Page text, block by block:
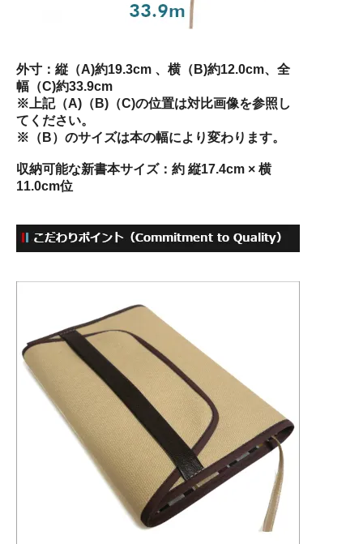
外寸：縦（A)約19.3cm 、横（B)約12.0cm、全
幅（C)約33.9cm
※上記（A)（B)（C)の位置は対比画像を参照し
てください。
※（B）のサイズは本の幅により変わります。
収納可能な新書本サイズ：約 縦17.4cm × 横
11.0cm位